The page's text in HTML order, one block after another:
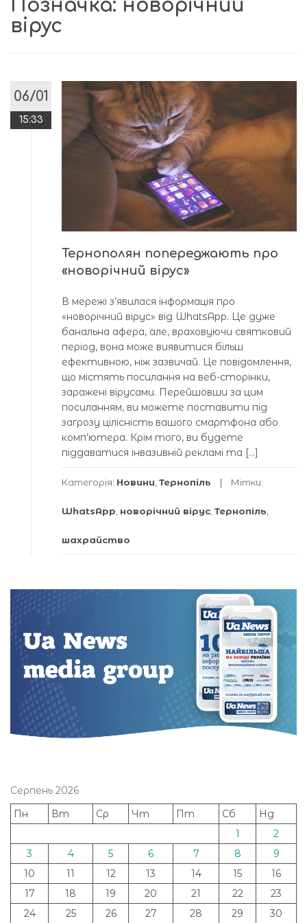
Позначка: новорічний
вірус
06/01
15:33
Тернополян попереджають про
«новорічний вірус»
В мережі з’явилася інформація про
«новорічний вірус» від WhatsApp. Це дуже
банальна афера, але, враховуючи святковий
період, вона може виявитися більш
ефективною, ніж зазвичай. Це повідомлення,
що містять посилання на веб-сторінки,
заражені вірусами. Перейшовши за цим
посиланням, ви можете поставити під
загрозу цілісність вашого смартфона або
комп’ютера. Крім того, ви будете
піддаватися інвазивній рекламі та […]
Категорія: Новини Тернопіль Мітки:
WhatsApp новорічний вірус Тернопіль
шахрайство
Серпень 2026
Пн
Вт Ср Чт Пт Сб
Нд
1
2
3
4 5 6 7 8
9
10
11 12 13 14 15
16
17
18 19 20 21 22
23
24
25 26 27 28 29
30